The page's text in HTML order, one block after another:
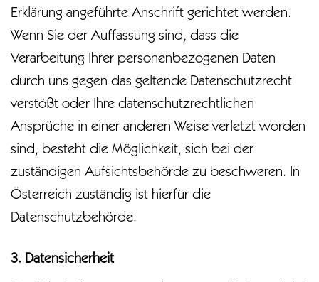
Erklärung angeführte Anschrift gerichtet werden.
Wenn Sie der Auffassung sind, dass die
Verarbeitung Ihrer personenbezogenen Daten
durch uns gegen das geltende Datenschutzrecht
verstößt oder Ihre datenschutzrechtlichen
Ansprüche in einer anderen Weise verletzt worden
sind, besteht die Möglichkeit, sich bei der
zuständigen Aufsichtsbehörde zu beschweren. In
Österreich zuständig ist hierfür die
Datenschutzbehörde.
3. Datensicherheit